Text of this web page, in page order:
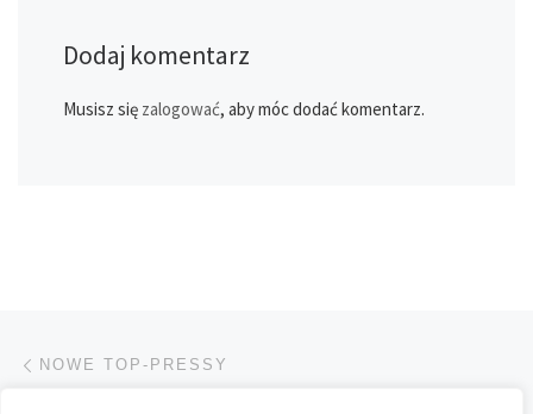
Dodaj komentarz
Musisz się zalogować, aby móc dodać komentarz.
Przeglądanie Wpisów
NOWE TOP-PRESSY